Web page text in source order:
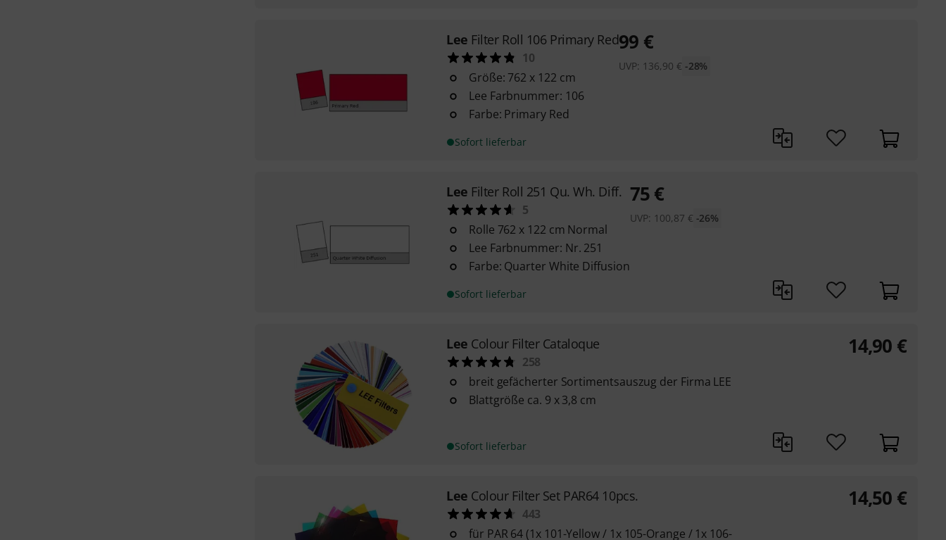
Lee Filter Roll 106 Primary Red
10
Größe: 762 x 122 cm
Lee Farbnummer: 106
Farbe: Primary Red
Sofort lieferbar
99 €
UVP: 136,90 € -28%
Lee Filter Roll 251 Qu. Wh. Diff.
5
Rolle 762 x 122 cm Normal
Lee Farbnummer: Nr. 251
Farbe: Quarter White Diffusion
Sofort lieferbar
75€
UVP: 100,87 € -26%
Lee Colour Filter Cataloque
258
breit gefächerter Sortimentsauszug der Firma LEE
Blattgröße ca. 9 x 3,8 cm
Sofort lieferbar
14,90 €
Lee Colour Filter Set PAR64 10pcs.
443
für PAR 64 (1x 101-Yellow / 1x 105-Orange / 1x 106-
14,50 €